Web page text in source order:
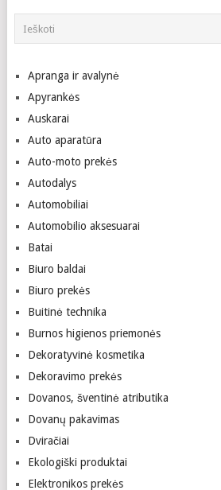
Apranga ir avalynė
Apyrankės
Auskarai
Auto aparatūra
Auto-moto prekės
Autodalys
Automobiliai
Automobilio aksesuarai
Batai
Biuro baldai
Biuro prekės
Buitinė technika
Burnos higienos priemonės
Dekoratyvinė kosmetika
Dekoravimo prekės
Dovanos, šventinė atributika
Dovanų pakavimas
Dviračiai
Ekologiški produktai
Elektronikos prekės